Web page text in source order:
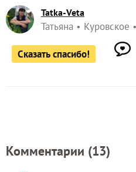
Tatka-Veta
Татьяна Куровское
Сказать спасибо!
Комментарии (13)